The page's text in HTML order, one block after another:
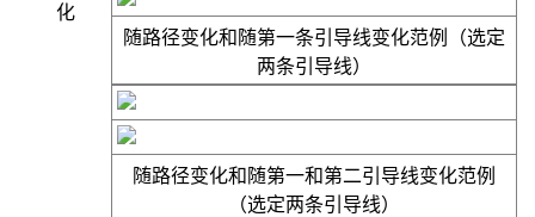
化
随路径变化和 随第一条引导线变化范例（选定
两条引导线）
随路径变化和 随第一和第二引导线变化范例
（选定两条引导线）